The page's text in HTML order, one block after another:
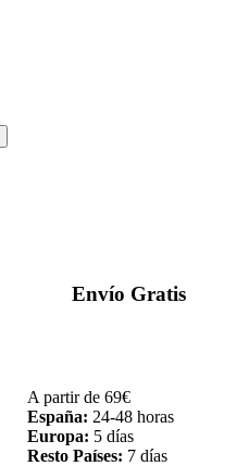
Envío Gratis
A partir de 69€
España: 24-48 horas
Europa: 5 días
Resto Países: 7 días